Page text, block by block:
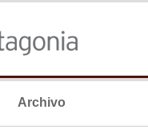
Archivo